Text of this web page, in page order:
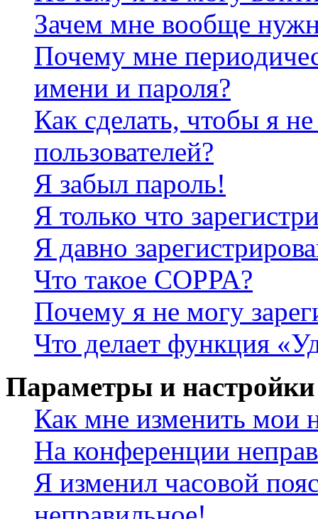
Зачем мне вообще
Почему мне
имени и пароля?
Как сделать, чтобы я
пользователей?
Я забыл пароль!
Я только что
Я давно
Что такое COPPA?
Почему я не могу
Что делает функция
Параметры и настройки
Как мне изменить мои
На конференции
Я изменил часовой